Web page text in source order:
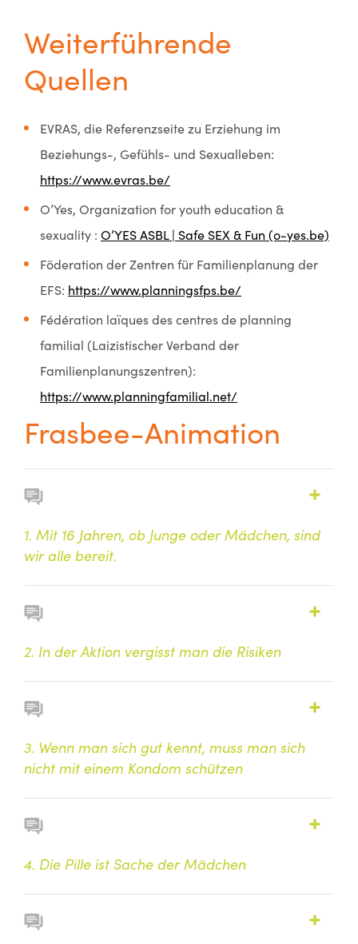
Weiterführende
Quellen
EVRAS, die Referenzseite zu Erziehung im
Beziehungs-, Gefühls- und Sexualleben:
https://www.evras.be/
O’Yes, Organization for youth education &
sexuality : O’YES ASBL | Safe SEX & Fun (o-yes.be)
Föderation der Zentren für Familienplanung der
EFS: https://www.planningsfps.be/
Fédération laïques des centres de planning
familial (Laizistischer Verband der
Familienplanungszentren):
https://www.planningfamilial.net/
Frasbee-Animation
1. Mit 16 Jahren, ob Junge oder Mädchen, sind
wir alle bereit.
2. In der Aktion vergisst man die Risiken
3. Wenn man sich gut kennt, muss man sich
nicht mit einem Kondom schützen
4. Die Pille ist Sache der Mädchen